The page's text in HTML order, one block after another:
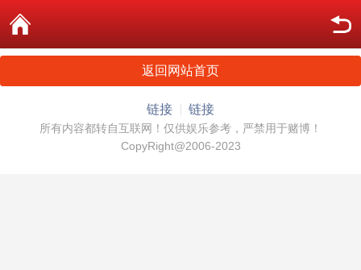
返回网站首页
链接 链接
所有内容都转自互联网！仅供娱乐参考，严禁用于赌博！
CopyRight@2006-2023